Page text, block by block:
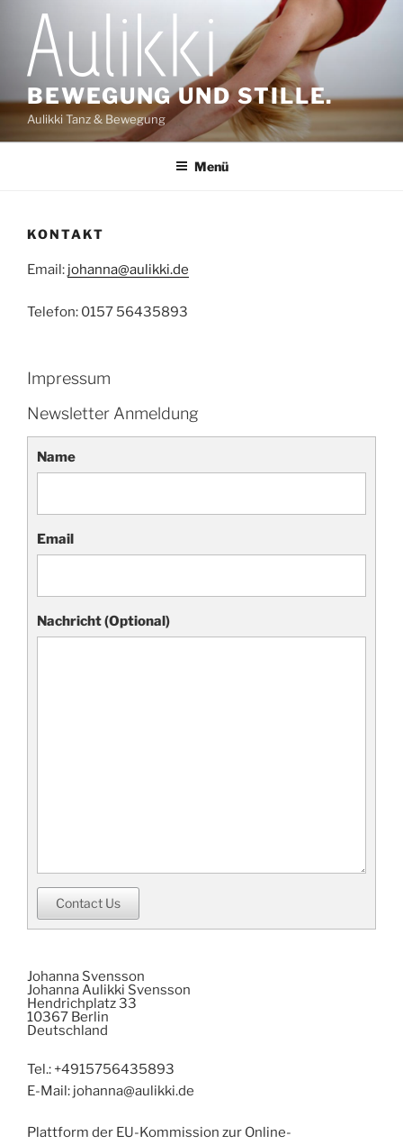
springen
BEWEGUNG UND STILLE.
Aulikki Tanz & Bewegung
Menü
KONTAKT
Email: johanna@aulikki.de
Telefon: 0157 56435893
Impressum
Newsletter Anmeldung
Name
Email
Nachricht (Optional)
Contact Us
Johanna Svensson
Johanna Aulikki Svensson
Hendrichplatz 33
10367 Berlin
Deutschland
Tel.: +4915756435893
E-Mail: johanna@aulikki.de
Plattform der EU-Kommission zur Online-